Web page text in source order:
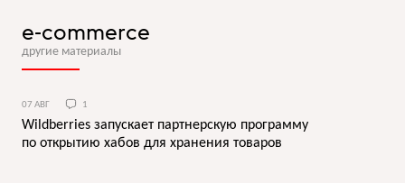
e-commerce
другие материалы
07 АВГ 1
Wildberries запускает партнерскую программу
по открытию хабов для хранения товаров